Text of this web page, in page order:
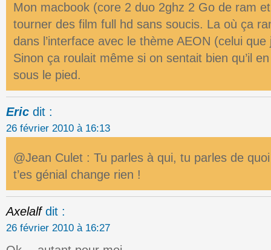
Mon macbook (core 2 duo 2ghz 2 Go de ram
tourner des film full hd sans soucis. La où ça
dans l’interface avec le thème AEON (celui que
Sinon ça roulait même si on sentait bien qu’il
sous le pied.
Eric dit :
26 février 2010 à 16:13
@Jean Culet : Tu parles à qui, tu parles de
t’es génial change rien !
Axelalf dit :
26 février 2010 à 16:27